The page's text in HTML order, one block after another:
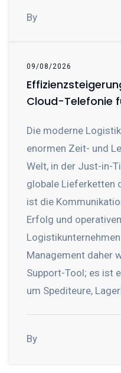
By
09/08/2026
Cloud-Telefonie
Die moderne
enormen Zeit- und
Welt, in der Just-in-
globale Lieferketten
ist die
Erfolg und
Management daher
Support-Tool; es ist
um Spediteure,
By